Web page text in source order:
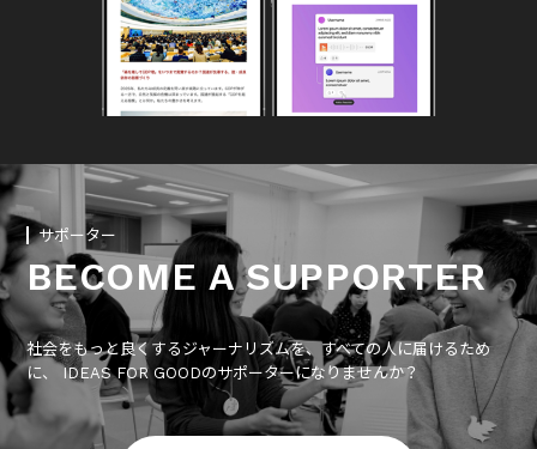
サポーター
BECOME A SUPPORTER
社会をもっと良くするジャーナリズムを、すべての人に届けるため
に、 IDEAS FOR GOODのサポーターになりませんか？